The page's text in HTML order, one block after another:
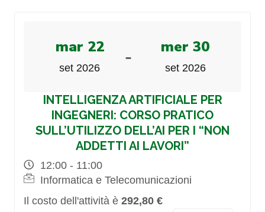
mar 22
set 2026 - mer 30
set 2026
INTELLIGENZA ARTIFICIALE PER
INGEGNERI: CORSO PRATICO
SULL’UTILIZZO DELL’AI PER I “NON
ADDETTI AI LAVORI”
12:00 - 11:00
Informatica e Telecomunicazioni
Il costo dell'attività è 292,80 €